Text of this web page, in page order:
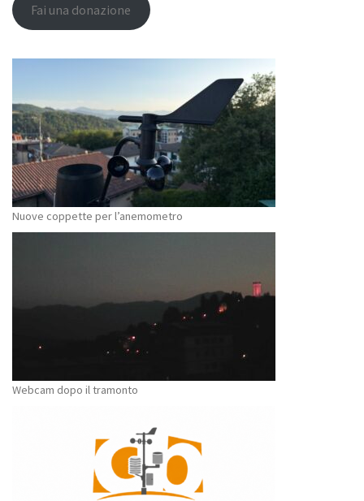
Fai una donazione
Nuove coppette per l’anemometro
Webcam dopo il tramonto